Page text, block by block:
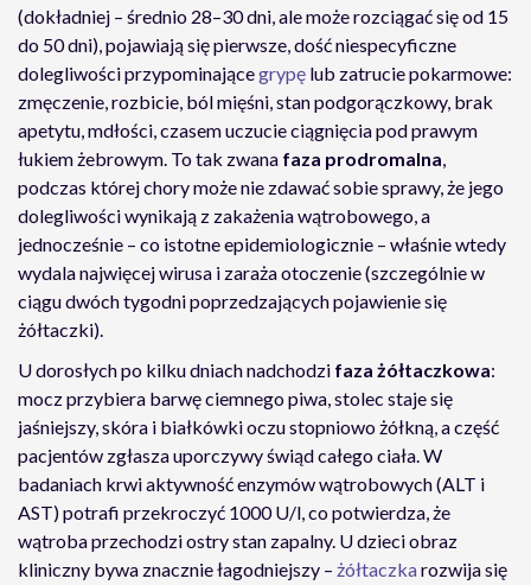
(dokładniej – średnio 28–30 dni, ale może rozciągać się od 15
do 50 dni), pojawiają się pierwsze, dość niespecyficzne
dolegliwości przypominającegrypę lub zatrucie pokarmowe:
zmęczenie, rozbicie, ból mięśni, stan podgorączkowy, brak
apetytu, mdłości, czasem uczucie ciągnięcia pod prawym
łukiem żebrowym. To tak zwana faza prodromalna,
podczas której chory może nie zdawać sobie sprawy, że jego
dolegliwości wynikają z zakażenia wątrobowego, a
jednocześnie – co istotne epidemiologicznie – właśnie wtedy
wydala najwięcej wirusa i zaraża otoczenie (szczególnie w
ciągu dwóch tygodni poprzedzających pojawienie się
żółtaczki).
U dorosłych po kilku dniach nadchodzi faza żółtaczkowa:
mocz przybiera barwę ciemnego piwa, stolec staje się
jaśniejszy, skóra i białkówki oczu stopniowo żółkną, a część
pacjentów zgłasza uporczywy świąd całego ciała. W
badaniach krwi aktywność enzymów wątrobowych (ALT i
AST) potrafi przekroczyć 1000 U/l, co potwierdza, że
wątroba przechodzi ostry stan zapalny. U dzieci obraz
kliniczny bywa znacznie łagodniejszy – żółtaczkarozwija się